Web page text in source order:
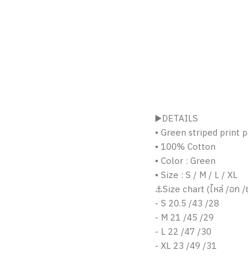
▶️DETAILS
• Green striped print
• 100% Cotton
• Color : Green
• Size : S / M / L / XL
⚓️Size chart (ไหล่ /อก /
- S 20.5 /43 /28
- M 21 /45 /29
- L 22 /47 /30
- XL 23 /49 /31